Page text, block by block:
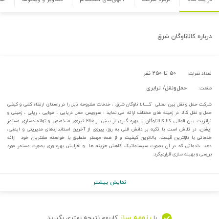
درباره کالاناوگان شرق
تعداد نفرات: ۵۰ تا ۲۵۰ نفر
صنعت: حمل‌و‌نقل/ ترابری
شرکت حمل و نقل بین المللی کـــــالا ناوگان شرق ، خدمات مشروحه ذیل را در راستای ارتقاء کمی و کیفی
حمل و نقل کالا در زمینه های مختلف ارائه می نماید : سرویس حمل دریایی ، هوایی ، ریلی ، زمینی و
ترانزیت بین المللی کالاکالاناوگان با بهره گیری از بیش از ۲۵۰ نیروی متخصص و توانمندسازی مستمر
ایشان، در تلاش است با تکیه بر دانش فنی به روز، پیروی از آخرین استانداردهای مدیریتی و ایمنی،
خدماتی با نازلترین قیمت، بالاترین کیفیت و از همه مهمتر منطبق با خواسته مشتریان خود ارائه
دهد. خدماتی که در آن بصورت سیستماتیک کاهش هزینه ها و افزایش بهره وری بصورت مستمر مورد
بررسی و بهینه سازی قرارمیگرد.
نمایش بیشتر